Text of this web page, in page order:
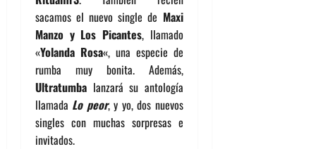
sacamos el nuevo single de Maxi
Manzo y Los Picantes, llamado
«Yolanda Rosa«, una especie de
rumba muy bonita. Además,
Ultratumba lanzará su antología
llamada Lo peor, y yo, dos nuevos
singles con muchas sorpresas e
invitados.